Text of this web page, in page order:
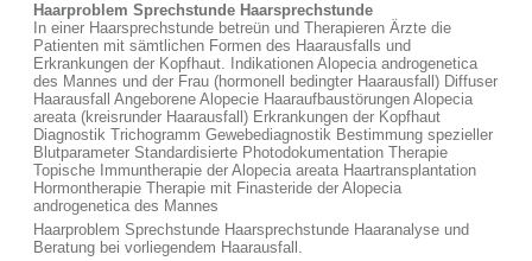
Haarproblem Sprechstunde Haarsprechstunde
In einer Haarsprechstunde betreün und Therapieren Ärzte die
Patienten mit sämtlichen Formen des Haarausfalls und
Erkrankungen der Kopfhaut. Indikationen Alopecia androgenetica
des Mannes und der Frau (hormonell bedingter Haarausfall) Diffuser
Haarausfall Angeborene Alopecie Haaraufbaustörungen Alopecia
areata (kreisrunder Haarausfall) Erkrankungen der Kopfhaut
Diagnostik Trichogramm Gewebediagnostik Bestimmung spezieller
Blutparameter Standardisierte Photodokumentation Therapie
Topische Immuntherapie der Alopecia areata Haartransplantation
Hormontherapie Therapie mit Finasteride der Alopecia
androgenetica des Mannes
Haarproblem Sprechstunde Haarsprechstunde Haaranalyse und
Beratung bei vorliegendem Haarausfall.